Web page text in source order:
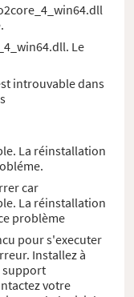
Le
introuvable dans
La réinstallation
car
La réinstallation
problème
pour s'executer
Installez à
support
votre